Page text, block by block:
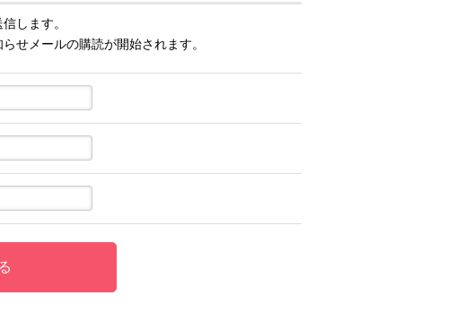
します。
せメールの購読が開始されます。